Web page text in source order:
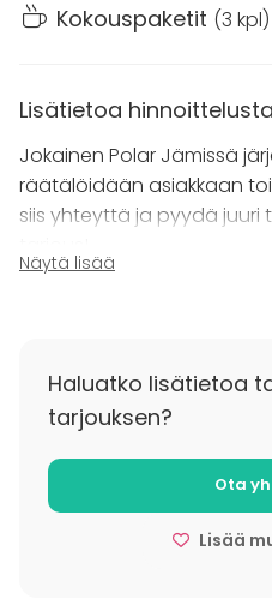
menut, jotka on kasattu
parhaista raaka-aineista.
Maksutonta parkkitilaa on
pihalla.
Kokouspaketit (3 kpl)
Lisätietoa hinnoittelusta
Jokainen Polar Jämissä
räätälöidään asiakkaan
siis yhteyttä ja pyydä juuri
arkena 4 vrk 1190€ + 15€/
Näytä lisää
Haluatko lisätietoa
tarjouksen?
Ota
Lisää